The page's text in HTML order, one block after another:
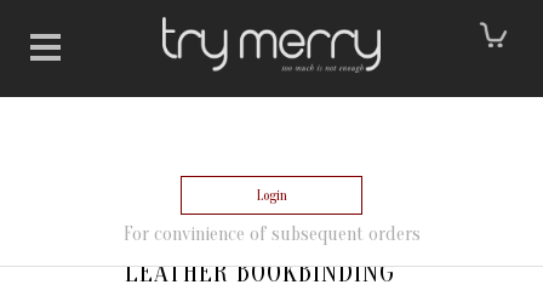
Login
For convinience of subsequent orders
LEATHER BOOKBINDING